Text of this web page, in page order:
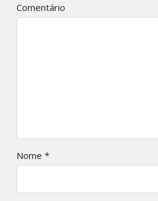
Comentário
Nome *